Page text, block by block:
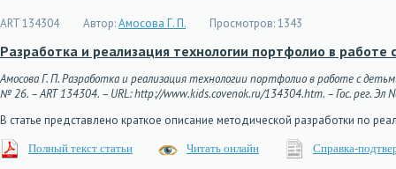
ART 134304 Автор:Амосова Г. П. Просмотров:1343
Разработка и реализация технологии портфолио в работе
Амосова Г. П. Разработка и реализация технологии портфолио в работе с
№ 26. – ART 134304. – URL: http://www.kids.covenok.ru/134304.htm. – Гос. рег. Эл
В статье представлено краткое описание методической разработки по
Полный текст статьи Читать онлайн Справка-